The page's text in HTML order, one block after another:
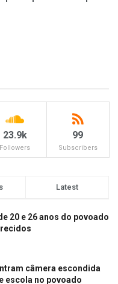
23.9k
Followers
99
Subscribers
Latest
20 e 26 anos do povoado
câmera escondida
escola no povoado